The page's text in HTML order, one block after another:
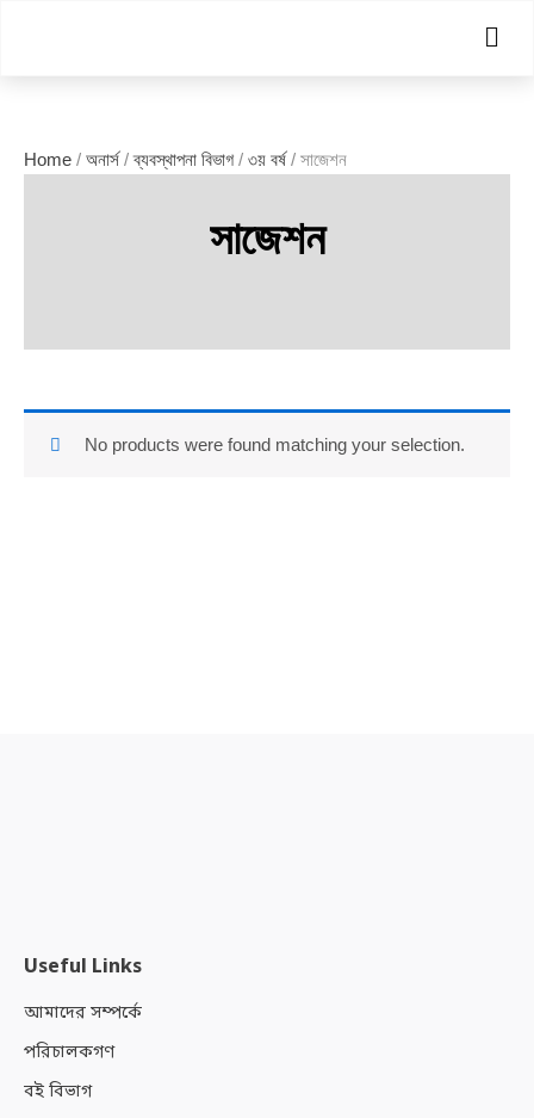
Home / অনার্স /ব্যবস্থাপনা বিভাগ / ৩য় বর্ষ / সাজেশন
সাজেশন
No products were found matching your selection.
Useful Links
আমাদের সম্পর্কে
পরিচালকগণ
বই বিভাগ